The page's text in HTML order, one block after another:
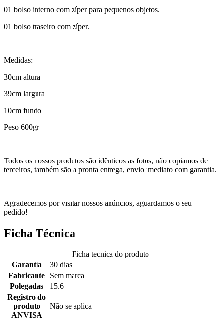
01 bolso interno com zíper para pequenos objetos.
01 bolso traseiro com zíper.
Medidas:
30cm altura
39cm largura
10cm fundo
Peso 600gr
Todos os nossos produtos são idênticos as fotos, não copiamos de
terceiros, também são a pronta entrega, envio imediato com garantia.
Agradecemos por visitar nossos anúncios, aguardamos o seu
pedido!
Ficha Técnica
Ficha tecnica do produto
Garantia
30 dias
Fabricante
Sem marca
Polegadas
15.6
Registro do
produto
ANVISA
Não se aplica